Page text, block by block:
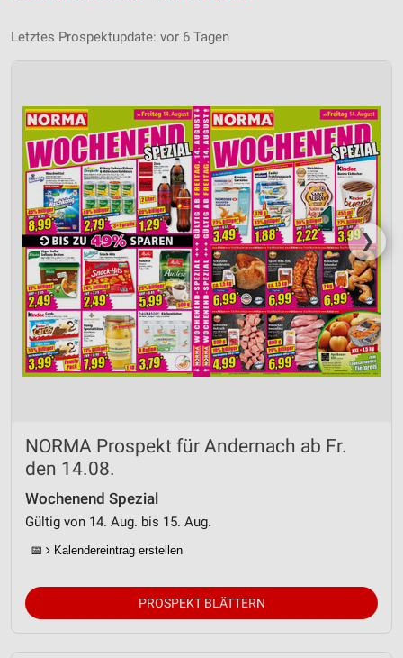
Letztes Prospektupdate: vor 6 Tagen
❯
NORMA Prospekt für Andernach ab Fr.
den 14.08.
Wochenend Spezial
Gültig von 14. Aug. bis 15. Aug.
📅 Kalendereintrag erstellen
PROSPEKT BLÄTTERN